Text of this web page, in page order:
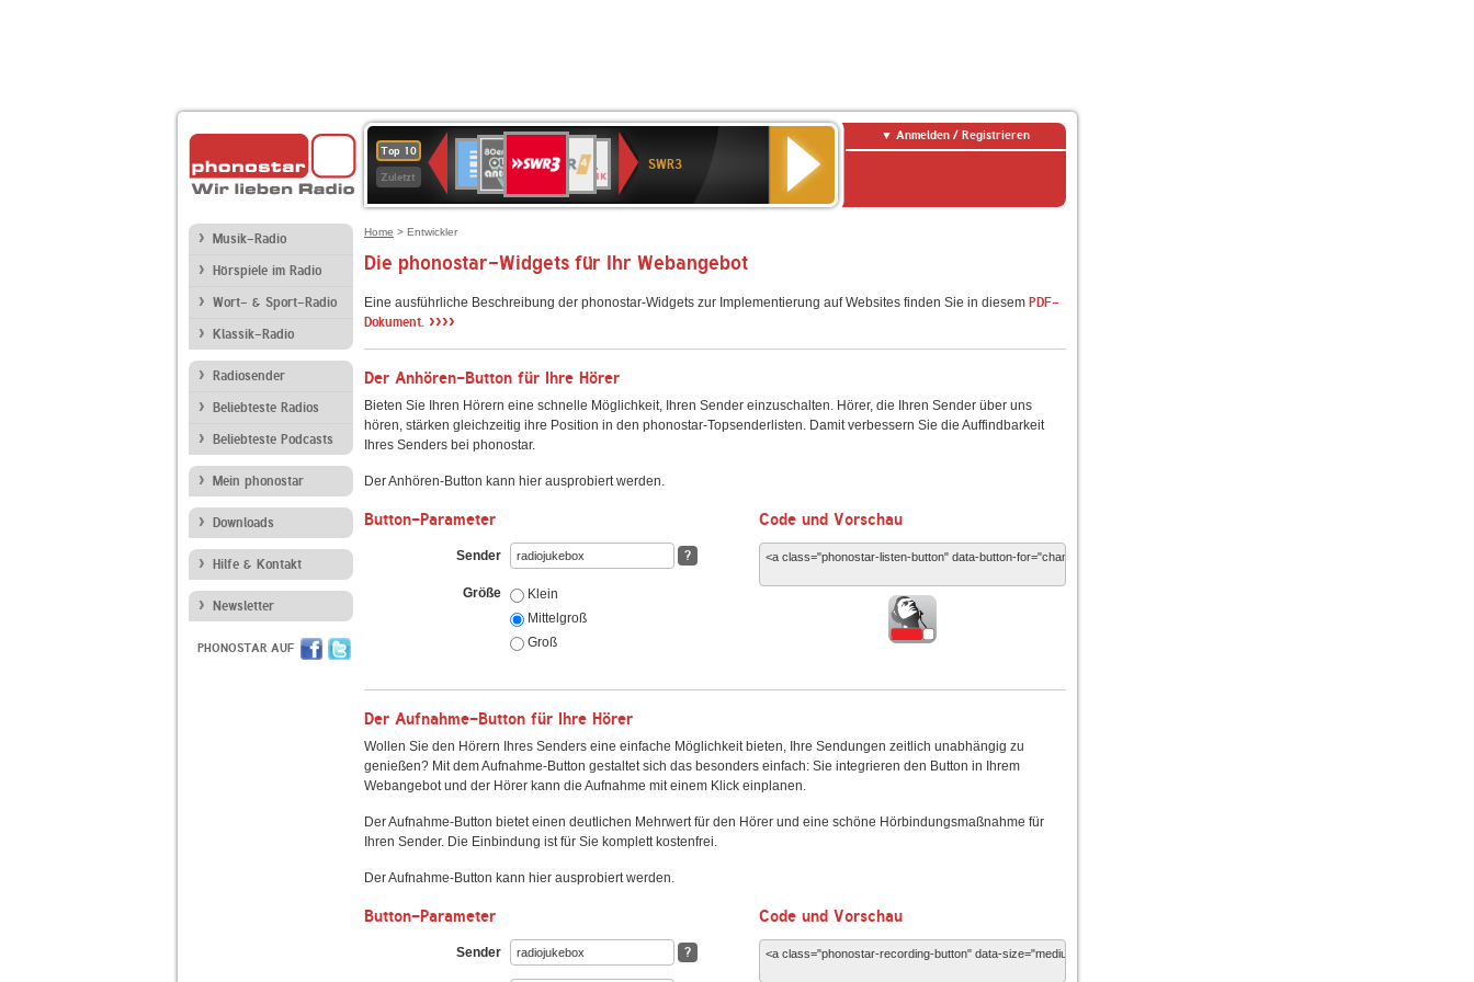
Top 10
Zuletzt
Deutschlandfunk
80er
90er
OLDIE
ANTENNE
4
KLASSIK
SWR
Kultur
NDR
2
SWR3
Anmelden / Registrieren
Musik-Radio
Hörspiele im Radio
Wort- & Sport-Radio
Klassik-Radio
Radiosender
Beliebteste Radios
Beliebteste Podcasts
Mein phonostar
Downloads
Hilfe & Kontakt
Newsletter
PHONOSTAR AUF
Home > Entwickler
Die phonostar-Widgets für Ihr Webangebot
Eine ausführliche Beschreibung der phonostar-Widgets zur Implementierung auf Websites finden Sie in diesem PDF-
Dokument. ››››
Der Anhören-Button für Ihre Hörer
Bieten Sie Ihren Hörern eine schnelle Möglichkeit, Ihren Sender einzuschalten. Hörer, die Ihren Sender über uns
hören, stärken gleichzeitig ihre Position in den phonostar-Topsenderlisten. Damit verbessern Sie die Auffindbarkeit
Ihres Senders bei phonostar.
Der Anhören-Button kann hier ausprobiert werden.
Button-Parameter
Sender ?
Größe
Klein
Mittelgroß
Groß
Code und Vorschau
Der Aufnahme-Button für Ihre Hörer
Wollen Sie den Hörern Ihres Senders eine einfache Möglichkeit bieten, Ihre Sendungen zeitlich unabhängig zu
genießen? Mit dem Aufnahme-Button gestaltet sich das besonders einfach: Sie integrieren den Button in Ihrem
Webangebot und der Hörer kann die Aufnahme mit einem Klick einplanen.
Der Aufnahme-Button bietet einen deutlichen Mehrwert für den Hörer und eine schöne Hörbindungsmaßnahme für
Ihren Sender. Die Einbindung ist für Sie komplett kostenfrei.
Der Aufnahme-Button kann hier ausprobiert werden.
Button-Parameter
Sender ?
Code und Vorschau